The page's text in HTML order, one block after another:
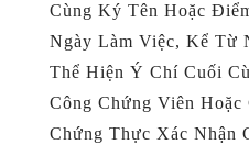
Cùng Ký Tên Hoặc
Ngày Làm Việc, Kể Từ
Thể Hiện Ý Chí Cuối
Công Chứng Viên Hoặc
Chứng Thực Xác Nhận